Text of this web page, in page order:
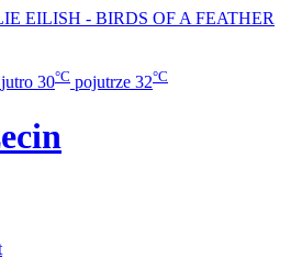
EILISH - BIRDS OF A FEATHER
jutro 30°C pojutrze 32°C